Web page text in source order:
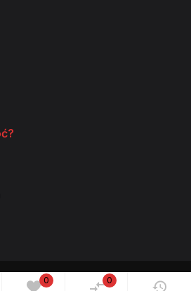
0 0
Sva prava zadržana. Moguće su